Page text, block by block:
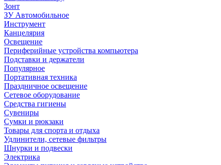
Зонт
ЗУ Автомобильное
Инструмент
Канцелярия
Освещение
Периферийные устройства компьютера
Подставки и держатели
Популярное
Портативная техника
Праздничное освещение
Сетевое оборудование
Средства гигиены
Сувениры
Сумки и рюкзаки
Товары для спорта и отдыха
Удлинители, сетевые фильтры
Шнурки и подвески
Электрика